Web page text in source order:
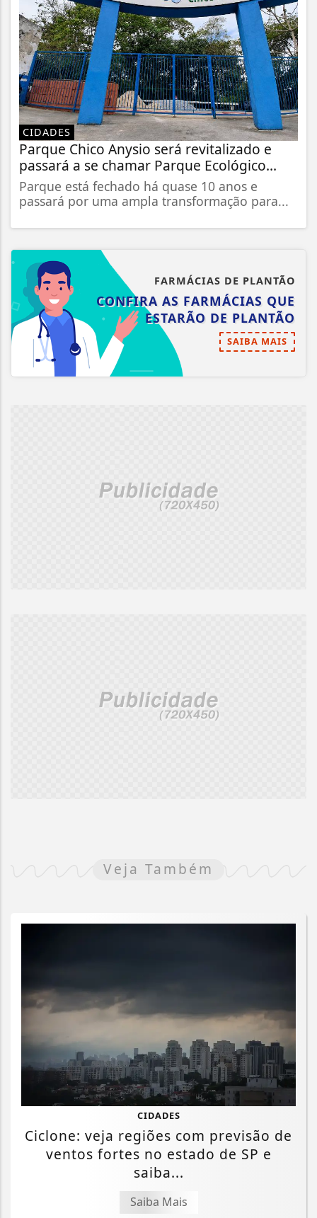
CIDADES
Parque Chico Anysio será revitalizado e
passará a se chamar Parque Ecológico...
Parque está fechado há quase 10 anos e
passará por uma ampla transformação para...
FARMÁCIAS DE PLANTÃO
CONFIRA AS FARMÁCIAS QUE
ESTARÃO DE PLANTÃO
SAIBA MAIS
Veja Também
CIDADES
Ciclone: veja regiões com previsão de
ventos fortes no estado de SP e
saiba...
Saiba Mais